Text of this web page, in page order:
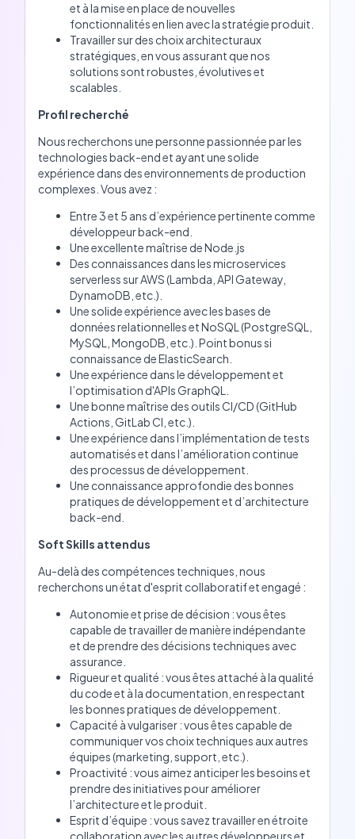
et à la mise en place de nouvelles
fonctionnalités en lien avec la stratégie produit.
Travailler sur des choix architecturaux
stratégiques, en vous assurant que nos
solutions sont robustes, évolutives et
scalables.
Profil recherché
Nous recherchons une personne passionnée par les
technologies back-end et ayant une solide
expérience dans des environnements de production
complexes. Vous avez :
Entre 3 et 5 ans d’expérience pertinente comme
développeur back-end.
Une excellente maîtrise de Node.js
Des connaissances dans les microservices
serverless sur AWS (Lambda, API Gateway,
DynamoDB, etc.).
Une solide expérience avec les bases de
données relationnelles et NoSQL (PostgreSQL,
MySQL, MongoDB, etc.). Point bonus si
connaissance de ElasticSearch.
Une expérience dans le développement et
l’optimisation d'APIs GraphQL.
Une bonne maîtrise des outils CI/CD (GitHub
Actions, GitLab CI, etc.).
Une expérience dans l’implémentation de tests
automatisés et dans l’amélioration continue
des processus de développement.
Une connaissance approfondie des bonnes
pratiques de développement et d’architecture
back-end.
Soft Skills attendus
Au-delà des compétences techniques, nous
recherchons un état d'esprit collaboratif et engagé :
Autonomie et prise de décision : vous êtes
capable de travailler de manière indépendante
et de prendre des décisions techniques avec
assurance.
Rigueur et qualité : vous êtes attaché à la qualité
du code et à la documentation, en respectant
les bonnes pratiques de développement.
Capacité à vulgariser : vous êtes capable de
communiquer vos choix techniques aux autres
équipes (marketing, support, etc.).
Proactivité : vous aimez anticiper les besoins et
prendre des initiatives pour améliorer
l’architecture et le produit.
Esprit d’équipe : vous savez travailler en étroite
collaboration avec les autres développeurs et